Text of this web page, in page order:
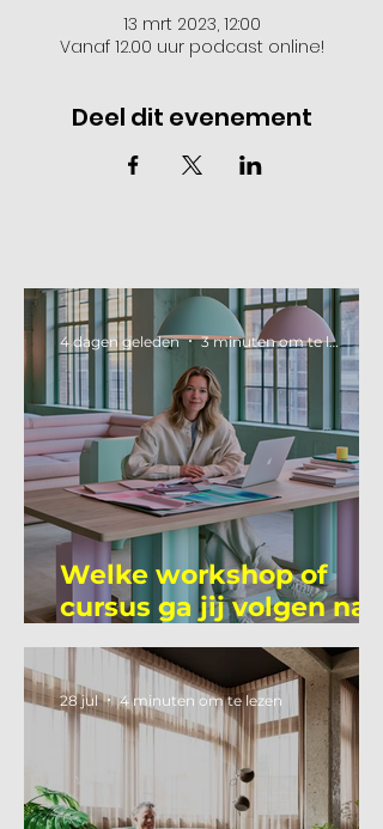
13 mrt 2023, 12:00
Vanaf 12.00 uur podcast online!
Deel dit evenement
Welke workshop of
cursus ga jij volgen na
je vakantie?
4 dagen geleden 3 minuten om te lezen
28 jul 4 minuten om te lezen